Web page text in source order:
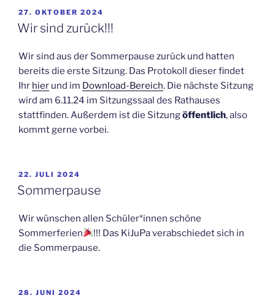
VERÖFFENTLICHT
AM
27. OKTOBER 2024
Wir sind zurück!!!
Wir sind aus der Sommerpause zurück und hatten
bereits die erste Sitzung. Das Protokoll dieser findet
Ihr hier und im Download-Bereich. Die nächste Sitzung
wird am 6.11.24 im Sitzungssaal des Rathauses
stattfinden. Außerdem ist die Sitzungöffentlich, also
kommt gerne vorbei.
VERÖFFENTLICHT
AM
22. JULI 2024
Sommerpause
Wir wünschen allen Schüler*innen schöne
Sommerferien
!!! Das KiJuPa verabschiedet sich in
die Sommerpause.
VERÖFFENTLICHT
28. JUNI 2024